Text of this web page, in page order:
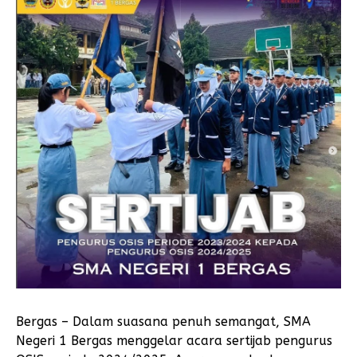
Bergas – Dalam suasana penuh semangat, SMA
Negeri 1 Bergas menggelar acara sertijab pengurus